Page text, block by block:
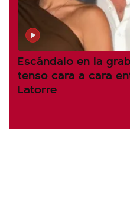
Escándalo en la
tenso cara a cara
Latorre